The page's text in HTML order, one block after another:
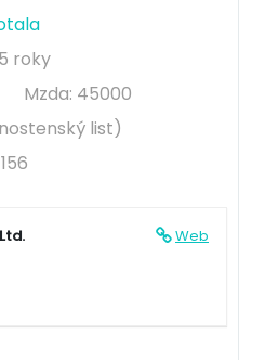
roky
Mzda: 45000
list)
Web